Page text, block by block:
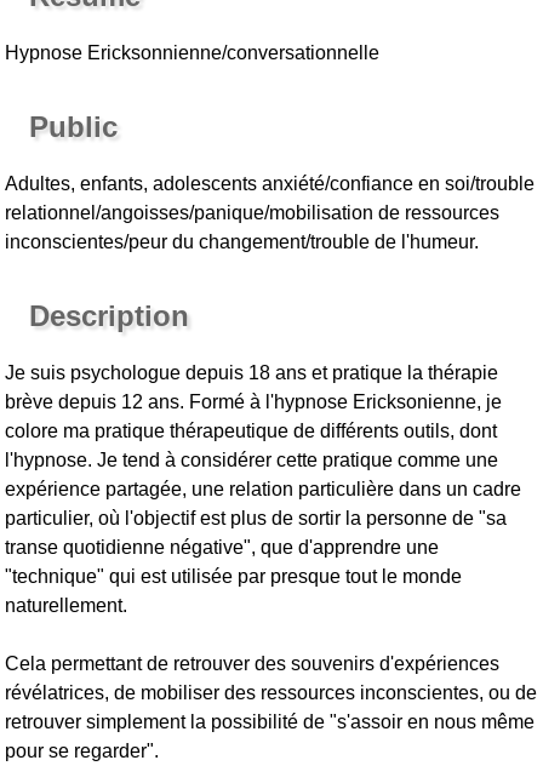
Hypnose Ericksonnienne/conversationnelle
Public
Adultes, enfants, adolescents anxiété/confiance en soi/trouble
relationnel/angoisses/panique/mobilisation de ressources
inconscientes/peur du changement/trouble de l'humeur.
Description
Je suis psychologue depuis 18 ans et pratique la thérapie
brève depuis 12 ans. Formé à l'hypnose Ericksonienne, je
colore ma pratique thérapeutique de différents outils, dont
l'hypnose. Je tend à considérer cette pratique comme une
expérience partagée, une relation particulière dans un cadre
particulier, où l'objectif est plus de sortir la personne de "sa
transe quotidienne négative", que d'apprendre une
"technique" qui est utilisée par presque tout le monde
naturellement.
Cela permettant de retrouver des souvenirs d'expériences
révélatrices, de mobiliser des ressources inconscientes, ou de
retrouver simplement la possibilité de "s'assoir en nous même
pour se regarder".